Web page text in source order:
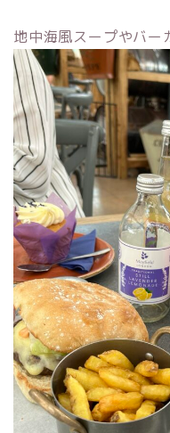
地中海風スープやバー